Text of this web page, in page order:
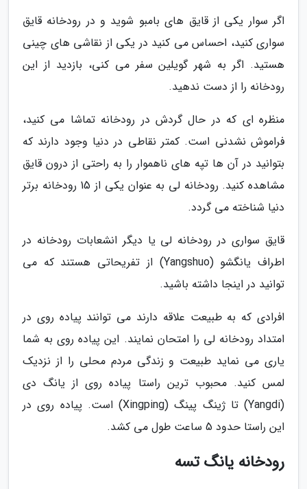
اگر سوار یکی از قایق های بامبو شوید و در رودخانه قایق
سواری کنید، احساس می کنید در یکی از نقاشی های چینی
هستید. اگر به شهر گویلین سفر می کنی، بازدید از این
رودخانه را از دست ندهید.
منظره ای که در حال گردش در رودخانه تماشا می کنید،
فراموش نشدنی است. کمتر نقاطی در دنیا وجود دارند که
بتوانید در آن ها تپه های ناهموار را به راحتی از درون قایق
مشاهده کنید. رودخانه لی به عنوان یکی از 15 رودخانه برتر
دنیا شناخته می گردد.
قایق سواری در رودخانه لی یا دیگر انشعابات رودخانه در
اطراف یانگشو (Yangshuo) از تفریحاتی هستند که می
توانید در اینجا داشته باشید.
افرادی که به طبیعت علاقه دارند می توانند پیاده روی در
امتداد رودخانه لی را امتحان نمایند. این پیاده روی به شما
یاری می نماید طبیعت و زندگی مردم محلی را از نزدیک
لمس کنید. محبوب ترین راستا پیاده روی از یانگ دی
(Yangdi) تا ژینگ پینگ (Xingping) است. پیاده روی در
این راستا حدود 5 ساعت طول می کشد.
رودخانه یانگ تسه